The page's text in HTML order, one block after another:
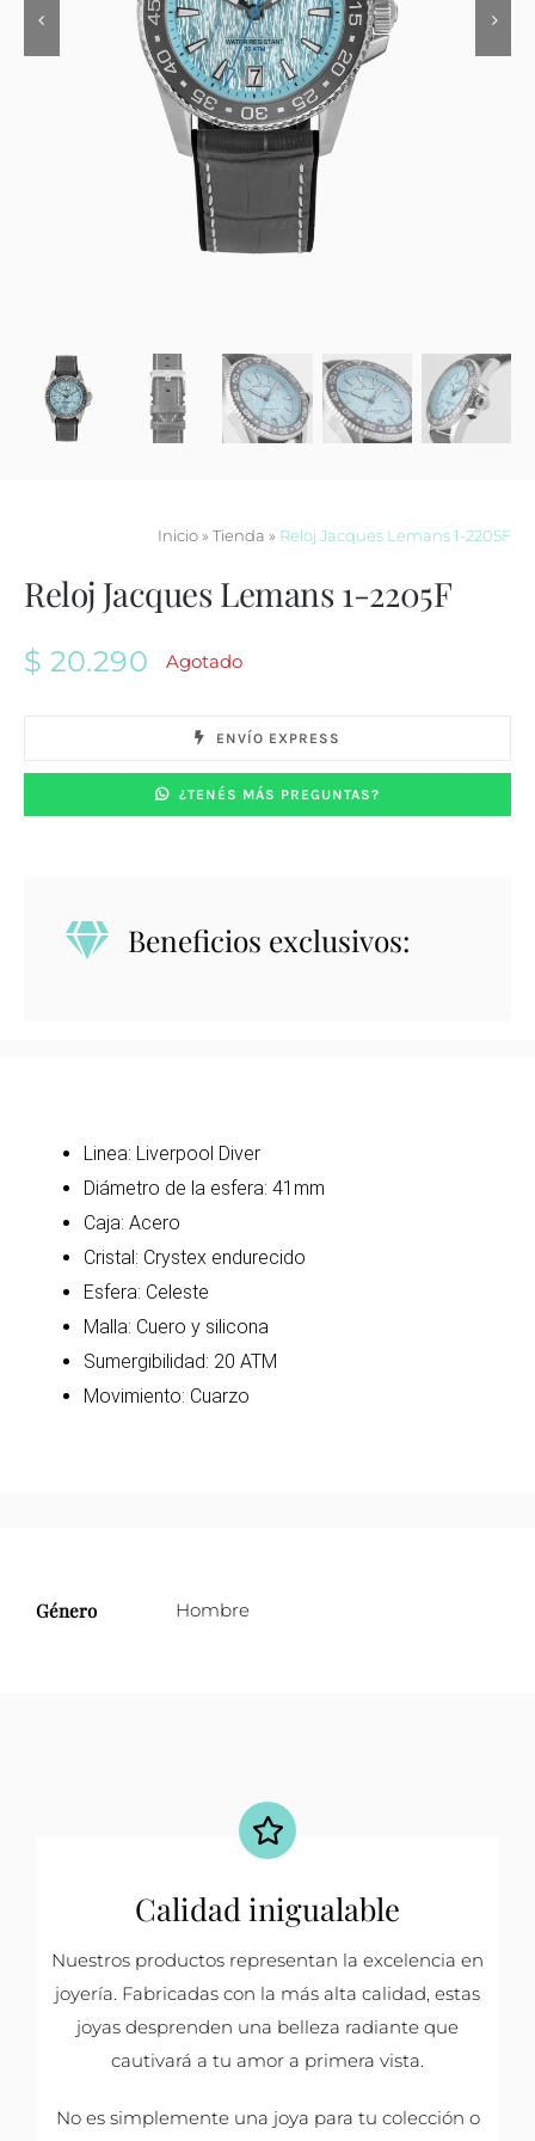
Contacto
Inicio» Tienda » Reloj Jacques Lemans 1-2205F
Reloj Jacques Lemans 1-2205F
$ 20.290 Agotado
ENVÍO EXPRESS
¿TENÉS MÁS PREGUNTAS?
Beneficios exclusivos:
Linea: Liverpool Diver
Diámetro de la esfera: 41mm
Caja: Acero
Cristal: Crystex endurecido
Esfera: Celeste
Malla: Cuero y silicona
Sumergibilidad: 20 ATM
Movimiento: Cuarzo
Género Hombre
Calidad inigualable
Nuestros productos representan la excelencia en
joyería. Fabricadas con la más alta calidad, estas
joyas desprenden una belleza radiante que
cautivará a tu amor a primera vista.
No es simplemente una joya para tu colección o